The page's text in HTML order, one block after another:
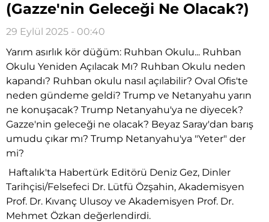
(Gazze'nin Geleceği Ne Olacak?)
29 Eylül 2025 - 00:40
Yarım asırlık kör düğüm: Ruhban Okulu... Ruhban
Okulu Yeniden Açılacak Mı? Ruhban Okulu neden
kapandı? Ruhban okulu nasıl açılabilir? Oval Ofis'te
neden gündeme geldi? Trump ve Netanyahu yarın
ne konuşacak? Trump Netanyahu'ya ne diyecek?
Gazze'nin geleceği ne olacak? Beyaz Saray'dan barış
umudu çıkar mı? Trump Netanyahu'ya "Yeter" der
mi?
Haftalık'ta Habertürk Editörü Deniz Gez, Dinler
Tarihçisi/Felsefeci Dr. Lütfü Özşahin, Akademisyen
Prof. Dr. Kıvanç Ulusoy ve Akademisyen Prof. Dr.
Mehmet Özkan değerlendirdi.